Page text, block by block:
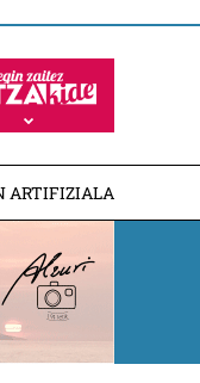
ARTIFIZIALA